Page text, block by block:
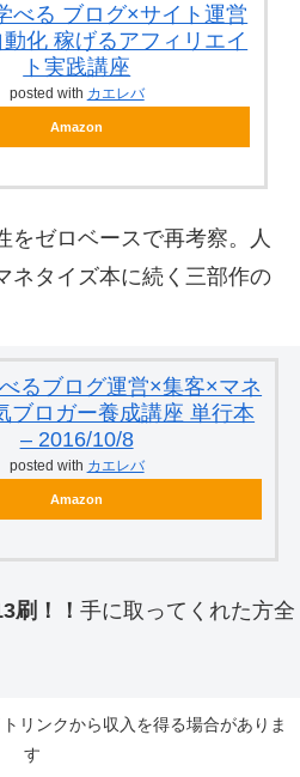
べる ブログ×サイト運営
化 稼げるアフィリエイ
ト実践講座
posted with カエレバ
Amazon
をゼロベースで再考察。人
ネタイズ本に続く三部作の
るブログ運営×集客×マネ
ブロガー養成講座 単行本
– 2016/10/8
posted with カエレバ
Amazon
刷！！ 手に取ってくれた方全
リンクから収入を得る場合がありま
す